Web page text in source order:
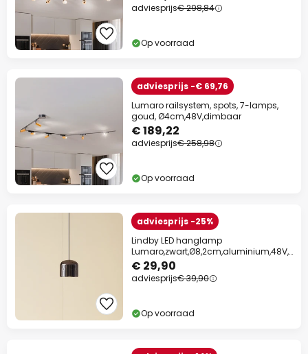
adviesprijs€ 298,84
Op voorraad
adviesprijs -€ 69,76
Lumaro railsystem, spots, 7-lamps,
goud, Ø4cm,48V,dimbaar
€ 189,22
adviesprijs€ 258,98
Op voorraad
adviesprijs -25%
Lindby LED hanglamp
Lumaro,zwart,Ø8,2cm,aluminium,48V,
dimbaar
€ 29,90
adviesprijs€ 39,90
Op voorraad